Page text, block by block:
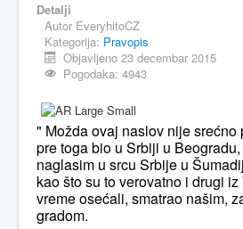
Detalji
Autor EveryhitoCZ
Kategorija: Pravopis
Objavljeno 23 decembar 2015
Pogodaka: 4943
" Možda ovaj naslov nije srećno
pre toga bio u Srbiji u
naglasim u srcu Srbije u
kao što su to verovatno i drugi
vreme osećali, smatrao našim,
gradom.